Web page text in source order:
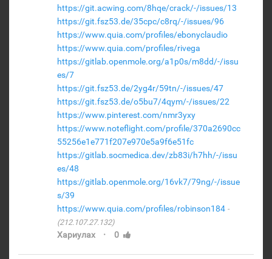
https://git.acwing.com/8hqe/crack/-/issues/13
https://git.fsz53.de/35cpc/c8rq/-/issues/96
https://www.quia.com/profiles/ebonyclaudio
https://www.quia.com/profiles/rivega
https://gitlab.openmole.org/a1p0s/m8dd/-/issu
es/7
https://git.fsz53.de/2yg4r/59tn/-/issues/47
https://git.fsz53.de/o5bu7/4qym/-/issues/22
https://www.pinterest.com/nmr3yxy
https://www.noteflight.com/profile/370a2690cc
55256e1e771f207e970e5a9f6e51fc
https://gitlab.socmedica.dev/zb83i/h7hh/-/issu
es/48
https://gitlab.openmole.org/16vk7/79ng/-/issue
s/39
https://www.quia.com/profiles/robinson184
(212.107.27.132)
Хариулах · 0